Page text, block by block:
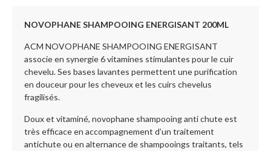
NOVOPHANE SHAMPOOING ENERGISANT 200ML
ACM NOVOPHANE SHAMPOOING ENERGISANT
associe en synergie 6 vitamines stimulantes pour le cuir
chevelu. Ses bases lavantes permettent une purification
en douceur pour les cheveux et les cuirs chevelus
fragilisés.
Doux et vitaminé, novophane shampooing anti chute est
très efficace en accompagnement d’un traitement
antichute ou en alternance de shampooings traitants, tels